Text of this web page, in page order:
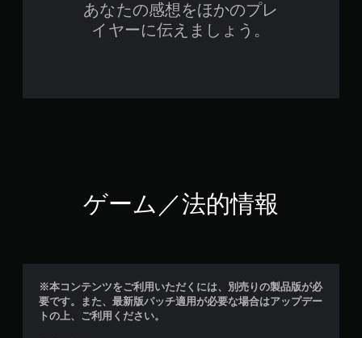
あなたの感想をほかのプレ
イヤーに伝えましょう。
ゲーム／法的情報
※本コンテンツをご利用いただくには、別売りの製品版が必
要です。また、最新版パッチ適用が必要な場合はアップデー
トの上、ご利用ください。